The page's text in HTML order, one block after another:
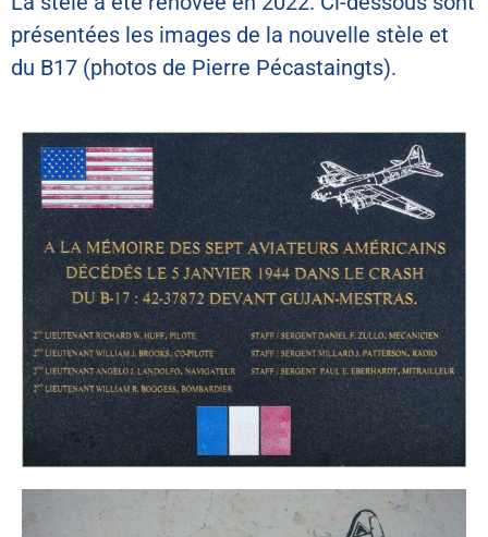
présentées les images de la nouvelle stèle et
du B17 (photos de Pierre Pécastaingts).